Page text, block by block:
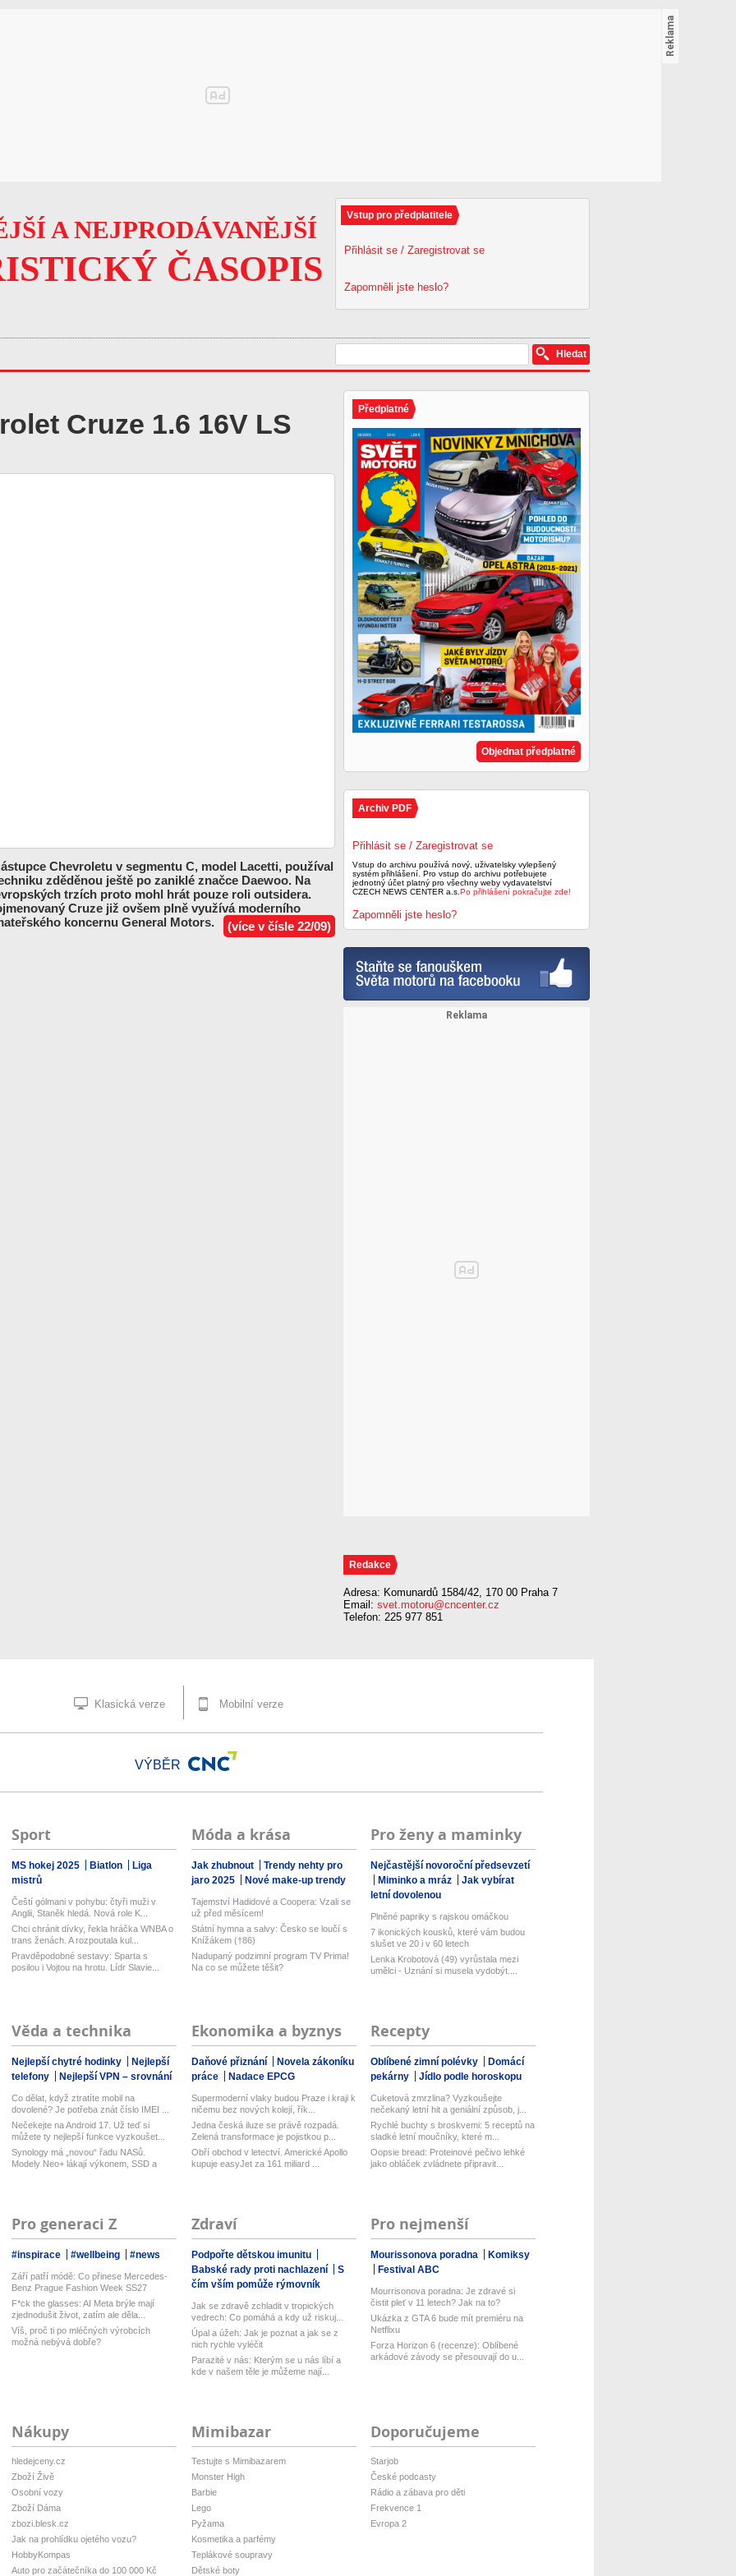
Vstup pro předplatitele
Přihlásit se / Zaregistrovat se
Zapomněli jste heslo?
A NEJPRODÁVANĚJŠÍ
ČASOPIS
Cruze 1.6 16V LS
Chevroletu v segmentu C, model Lacetti, používal
zděděnou ještě po zaniklé značce Daewoo. Na
trzích proto mohl hrát pouze roli outsidera.
Cruze již ovšem plně využívá moderního
koncernu General Motors.
(více v čísle 22/09)
Předplatné
Objednat předplatné
Archiv PDF
Přihlásit se / Zaregistrovat se
Vstup do archivu používá nový, uživatelsky vylepšený
systém přihlášení. Pro vstup do archivu potřebujete
jednotný účet platný pro všechny weby vydavatelství
CZECH NEWS CENTER a.s. Po přihlášení pokračujte zde!
Zapomněli jste heslo?
Redakce
Adresa: Komunardů 1584/42, 170 00 Praha 7
Email: svet.motoru@cncenter.cz
Telefon: 225 977 851
Klasická verze Mobilní verze
VÝBĚR
Sport
MS hokej 2025 Biatlon
Liga
mistrů
Čeští gólmani v pohybu: čtyři muži v
Anglii, Staněk hledá. Nová role K...
Chci chránit dívky, řekla hráčka WNBA o
trans ženách. A rozpoutala kul...
Pravděpodobné sestavy: Sparta s
posilou i Vojtou na hrotu. Lídr Slavie...
Móda a krása
Jak zhubnout
Trendy nehty pro
jaro 2025
Nové make-up trendy
Tajemství Hadidové a Coopera: Vzali se
už před měsícem!
Státní hymna a salvy: Česko se loučí s
Knížákem (†86)
Nadupaný podzimní program TV Prima!
Na co se můžete těšit?
Pro ženy a maminky
Nejčastější novoroční předsevzetí
Miminko a mráz
Jak vybírat
letní dovolenou
Plněné papriky s rajskou omáčkou
7 ikonických kousků, které vám budou
slušet ve 20 i v 60 letech
Lenka Krobotová (49) vyrůstala mezi
umělci - Uznání si musela vydobýt....
Věda a technika
Nejlepší chytré hodinky
Nejlepší
telefony
Nejlepší VPN – srovnání
Co dělat, když ztratíte mobil na
dovolené? Je potřeba znát číslo IMEI ...
Nečekejte na Android 17. Už teď si
můžete ty nejlepší funkce vyzkoušet...
Synology má „novou“ řadu NASů.
Modely Neo+ lákají výkonem, SSD a
Ekonomika a byznys
Daňové přiznání
Novela zákoníku
práce
Nadace EPCG
Supermoderní vlaky budou Praze i kraji k
ničemu bez nových kolejí, řík...
Jedna česká iluze se právě rozpadá.
Zelená transformace je pojistkou p...
Obří obchod v letectví. Americké Apollo
kupuje easyJet za 161 miliard ...
Recepty
Oblíbené zimní polévky
Domácí
pekárny
Jídlo podle horoskopu
Cuketová zmrzlina? Vyzkoušejte
nečekaný letní hit a geniální způsob, j...
Rychlé buchty s broskvemi: 5 receptů na
sladké letní moučníky, které m...
Oopsie bread: Proteinové pečivo lehké
jako obláček zvládnete připravit...
Pro generaci Z
#inspirace #wellbeing #news
Září patří módě: Co přinese Mercedes-
Benz Prague Fashion Week SS27
F*ck the glasses: AI Meta brýle mají
zjednodušit život, zatím ale děla...
Víš, proč ti po mléčných výrobcích
možná nebývá dobře?
Zdraví
Podpořte dětskou imunitu
Babské rady proti nachlazení
S
čím vším pomůže rýmovník
Jak se zdravě zchladit v tropických
vedrech: Co pomáhá a kdy už riskuj...
Úpal a úžeh: Jak je poznat a jak se z
nich rychle vyléčit
Parazité v nás: Kterým se u nás líbí a
kde v našem těle je můžeme nají...
Pro nejmenší
Mourissonova poradna
Komiksy
Festival ABC
Mourrisonova poradna: Je zdravé si
čistit pleť v 11 letech? Jak na to?
Ukázka z GTA 6 bude mít premiéru na
Netflixu
Forza Horizon 6 (recenze): Oblíbené
arkádové závody se přesouvají do u...
Nákupy
hledejceny.cz
Zboží Živě
Osobní vozy
Zboží Dáma
zbozi.blesk.cz
Jak na prohlídku ojetého vozu?
HobbyKompas
Auto pro začátečníka do 100 000 Kč
Mimibazar
Testujte s Mimibazarem
Monster High
Barbie
Lego
Pyžama
Kosmetika a parfémy
Teplákové soupravy
Dětské boty
Doporučujeme
Starjob
České podcasty
Rádio a zábava pro děti
Frekvence 1
Evropa 2